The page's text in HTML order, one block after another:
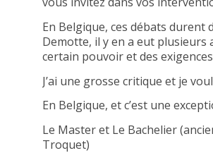
En Belgique, ces débats
Demotte, il y en a eut
certain pouvoir et des
J’ai une grosse critique et je
En Belgique, et c’est une
Le Master et Le Bachelier
Troquet)